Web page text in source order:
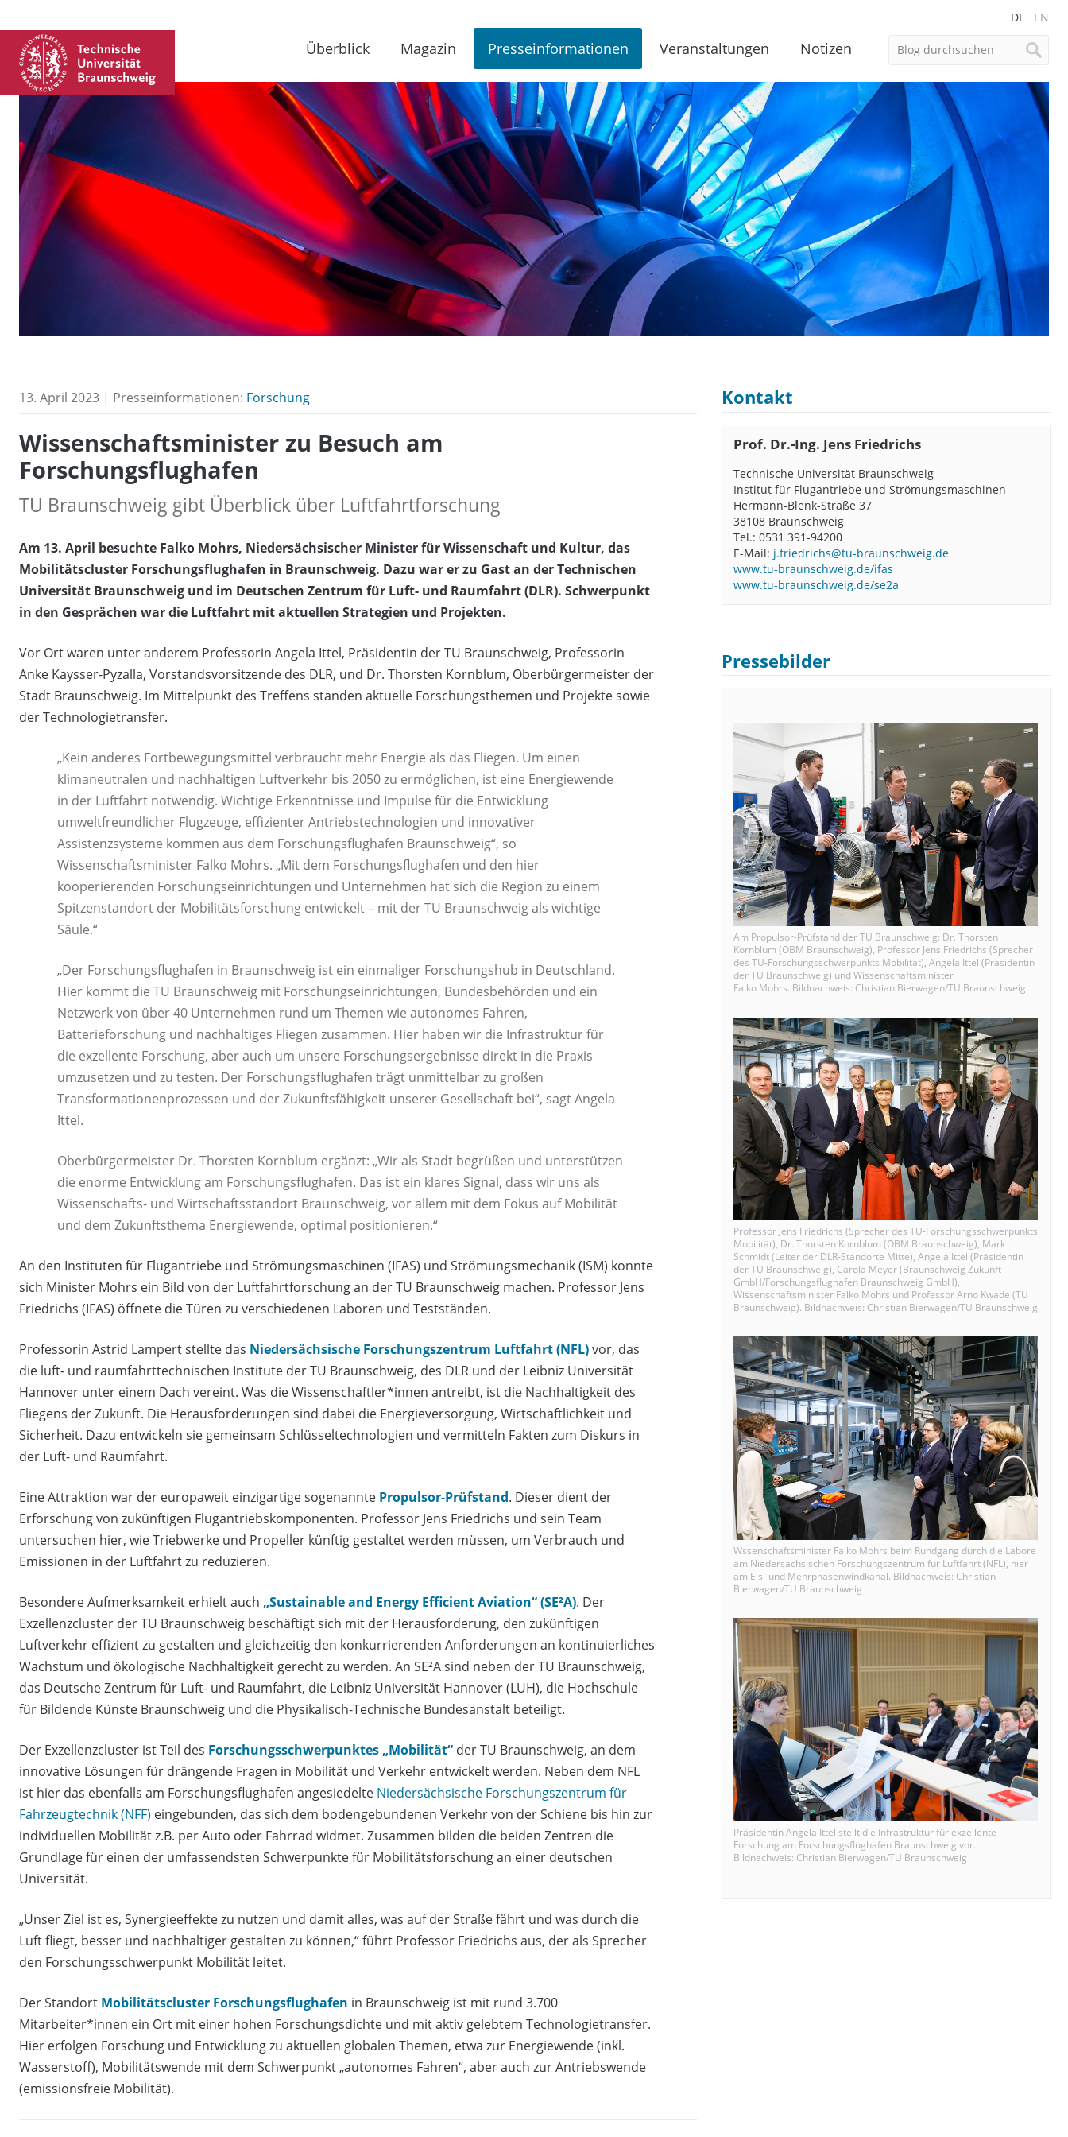
DE EN
Überblick Magazin Presseinformationen Veranstaltungen Notizen
13. April 2023 | Presseinformationen: Forschung
Wissenschaftsminister zu Besuch am
Forschungsflughafen
TU Braunschweig gibt Überblick über Luftfahrtforschung
Am 13. April besuchte Falko Mohrs, Niedersächsischer Minister für Wissenschaft und Kultur, das
Mobilitätscluster Forschungsflughafen in Braunschweig. Dazu war er zu Gast an der Technischen
Universität Braunschweig und im Deutschen Zentrum für Luft- und Raumfahrt (DLR). Schwerpunkt
in den Gesprächen war die Luftfahrt mit aktuellen Strategien und Projekten.
Vor Ort waren unter anderem Professorin Angela Ittel, Präsidentin der TU Braunschweig, Professorin
Anke Kaysser-Pyzalla, Vorstandsvorsitzende des DLR, und Dr. Thorsten Kornblum, Oberbürgermeister der
Stadt Braunschweig. Im Mittelpunkt des Treffens standen aktuelle Forschungsthemen und Projekte sowie
der Technologietransfer.
„Kein anderes Fortbewegungsmittel verbraucht mehr Energie als das Fliegen. Um einen
klimaneutralen und nachhaltigen Luftverkehr bis 2050 zu ermöglichen, ist eine Energiewende
in der Luftfahrt notwendig. Wichtige Erkenntnisse und Impulse für die Entwicklung
umweltfreundlicher Flugzeuge, effizienter Antriebstechnologien und innovativer
Assistenzsysteme kommen aus dem Forschungsflughafen Braunschweig“, so
Wissenschaftsminister Falko Mohrs. „Mit dem Forschungsflughafen und den hier
kooperierenden Forschungseinrichtungen und Unternehmen hat sich die Region zu einem
Spitzenstandort der Mobilitätsforschung entwickelt – mit der TU Braunschweig als wichtige
Säule.“
„Der Forschungsflughafen in Braunschweig ist ein einmaliger Forschungshub in Deutschland.
Hier kommt die TU Braunschweig mit Forschungseinrichtungen, Bundesbehörden und ein
Netzwerk von über 40 Unternehmen rund um Themen wie autonomes Fahren,
Batterieforschung und nachhaltiges Fliegen zusammen. Hier haben wir die Infrastruktur für
die exzellente Forschung, aber auch um unsere Forschungsergebnisse direkt in die Praxis
umzusetzen und zu testen. Der Forschungsflughafen trägt unmittelbar zu großen
Transformationenprozessen und der Zukunftsfähigkeit unserer Gesellschaft bei“, sagt Angela
Ittel.
Oberbürgermeister Dr. Thorsten Kornblum ergänzt: „Wir als Stadt begrüßen und unterstützen
die enorme Entwicklung am Forschungsflughafen. Das ist ein klares Signal, dass wir uns als
Wissenschafts- und Wirtschaftsstandort Braunschweig, vor allem mit dem Fokus auf Mobilität
und dem Zukunftsthema Energiewende, optimal positionieren.“
An den Instituten für Flugantriebe und Strömungsmaschinen (IFAS) und Strömungsmechanik (ISM) konnte
sich Minister Mohrs ein Bild von der Luftfahrtforschung an der TU Braunschweig machen. Professor Jens
Friedrichs (IFAS) öffnete die Türen zu verschiedenen Laboren und Testständen.
Professorin Astrid Lampert stellte das Niedersächsische Forschungszentrum Luftfahrt (NFL)vor, das
die luft- und raumfahrttechnischen Institute der TU Braunschweig, des DLR und der Leibniz Universität
Hannover unter einem Dach vereint. Was die Wissenschaftler*innen antreibt, ist die Nachhaltigkeit des
Fliegens der Zukunft. Die Herausforderungen sind dabei die Energieversorgung, Wirtschaftlichkeit und
Sicherheit. Dazu entwickeln sie gemeinsam Schlüsseltechnologien und vermitteln Fakten zum Diskurs in
der Luft- und Raumfahrt.
Eine Attraktion war der europaweit einzigartige sogenannte Propulsor-Prüfstand. Dieser dient der
Erforschung von zukünftigen Flugantriebskomponenten. Professor Jens Friedrichs und sein Team
untersuchen hier, wie Triebwerke und Propeller künftig gestaltet werden müssen, um Verbrauch und
Emissionen in der Luftfahrt zu reduzieren.
Besondere Aufmerksamkeit erhielt auch „Sustainable and Energy Efficient Aviation“ (SE²A). Der
Exzellenzcluster der TU Braunschweig beschäftigt sich mit der Herausforderung, den zukünftigen
Luftverkehr effizient zu gestalten und gleichzeitig den konkurrierenden Anforderungen an kontinuierliches
Wachstum und ökologische Nachhaltigkeit gerecht zu werden. An SE²A sind neben der TU Braunschweig,
das Deutsche Zentrum für Luft- und Raumfahrt, die Leibniz Universität Hannover (LUH), die Hochschule
für Bildende Künste Braunschweig und die Physikalisch-Technische Bundesanstalt beteiligt.
Der Exzellenzcluster ist Teil des Forschungsschwerpunktes „Mobilität“ der TU Braunschweig, an dem
innovative Lösungen für drängende Fragen in Mobilität und Verkehr entwickelt werden. Neben dem NFL
ist hier das ebenfalls am Forschungsflughafen angesiedelte Niedersächsische Forschungszentrum für
Fahrzeugtechnik (NFF) eingebunden, das sich dem bodengebundenen Verkehr von der Schiene bis hin zur
individuellen Mobilität z.B. per Auto oder Fahrrad widmet. Zusammen bilden die beiden Zentren die
Grundlage für einen der umfassendsten Schwerpunkte für Mobilitätsforschung an einer deutschen
Universität.
„Unser Ziel ist es, Synergieeffekte zu nutzen und damit alles, was auf der Straße fährt und was durch die
Luft fliegt, besser und nachhaltiger gestalten zu können,“ führt Professor Friedrichs aus, der als Sprecher
den Forschungsschwerpunkt Mobilität leitet.
Der Standort Mobilitätscluster Forschungsflughafen in Braunschweig ist mit rund 3.700
Mitarbeiter*innen ein Ort mit einer hohen Forschungsdichte und mit aktiv gelebtem Technologietransfer.
Hier erfolgen Forschung und Entwicklung zu aktuellen globalen Themen, etwa zur Energiewende (inkl.
Wasserstoff), Mobilitätswende mit dem Schwerpunkt „autonomes Fahren“, aber auch zur Antriebswende
(emissionsfreie Mobilität).
Kontakt
Prof. Dr.-Ing. Jens Friedrichs
Technische Universität Braunschweig
Institut für Flugantriebe und Strömungsmaschinen
Hermann-Blenk-Straße 37
38108 Braunschweig
Tel.: 0531 391-94200
E-Mail: j.friedrichs@tu-braunschweig.de
www.tu-braunschweig.de/ifas
www.tu-braunschweig.de/se2a
Pressebilder
Am Propulsor-Prüfstand der TU Braunschweig: Dr. Thorsten
Kornblum (OBM Braunschweig), Professor Jens Friedrichs (Sprecher
des TU-Forschungsschwerpunkts Mobilität), Angela Ittel (Präsidentin
der TU Braunschweig) und Wissenschaftsminister
Falko Mohrs. Bildnachweis: Christian Bierwagen/TU Braunschweig
Professor Jens Friedrichs (Sprecher des TU-Forschungsschwerpunkts
Mobilität), Dr. Thorsten Kornblum (OBM Braunschweig), Mark
Schmidt (Leiter der DLR-Standorte Mitte), Angela Ittel (Präsidentin
der TU Braunschweig), Carola Meyer (Braunschweig Zukunft
GmbH/Forschungsflughafen Braunschweig GmbH),
Wissenschaftsminister Falko Mohrs und Professor Arno Kwade (TU
Braunschweig). Bildnachweis: Christian Bierwagen/TU Braunschweig
Wssenschaftsminister Falko Mohrs beim Rundgang durch die Labore
am Niedersächsischen Forschungszentrum für Luftfahrt (NFL), hier
am Eis- und Mehrphasenwindkanal. Bildnachweis: Christian
Bierwagen/TU Braunschweig
Präsidentin Angela Ittel stellt die Infrastruktur für exzellente
Forschung am Forschungsflughafen Braunschweig vor.
Bildnachweis: Christian Bierwagen/TU Braunschweig